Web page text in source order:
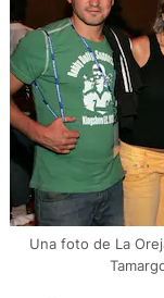
Una foto de La